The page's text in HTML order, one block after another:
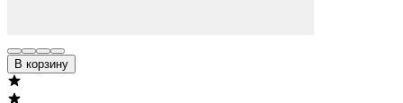
В корзину